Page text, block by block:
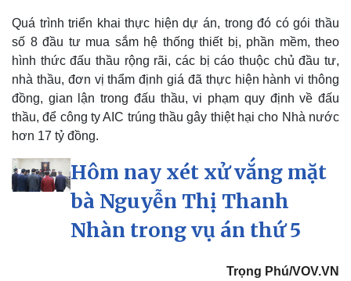
Ô tô - Xe máy
Xe máy
Quá trình triển khai thực hiện dự án, trong đó có gói thầu
số 8 đầu tư mua sắm hệ thống thiết bị, phần mềm, theo
hình thức đấu thầu rộng rãi, các bị cáo thuộc chủ đầu tư,
nhà thầu, đơn vị thẩm định giá đã thực hiện hành vi thông
đồng, gian lận trong đấu thầu, vi phạm quy định về đấu
thầu, để công ty AIC trúng thầu gây thiệt hại cho Nhà nước
hơn 17 tỷ đồng.
Hôm nay xét xử vắng mặt
bà Nguyễn Thị Thanh
Nhàn trong vụ án thứ 5
Trọng Phú/VOV.VN